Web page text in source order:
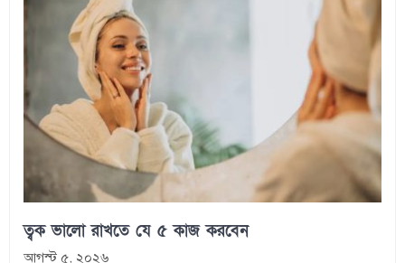
ত্বক ভালো রাখতে যে ৫ কাজ করবেন
আগস্ট ৫, ২০২৬